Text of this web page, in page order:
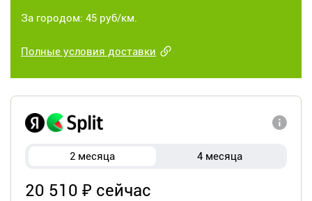
За городом: 45 руб/км.
Полные условия доставки
2 месяца 4 месяца
20 510 ₽ сейчас